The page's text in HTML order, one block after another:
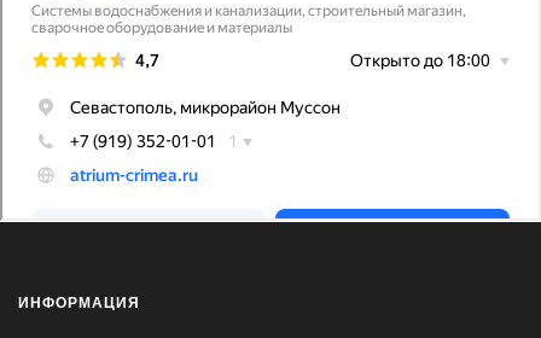
ИНФОРМАЦИЯ